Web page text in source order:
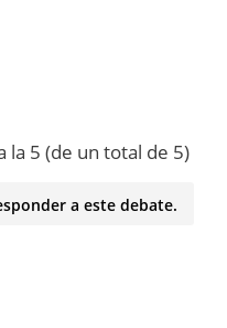
la 5 (de un total de 5)
a este debate.